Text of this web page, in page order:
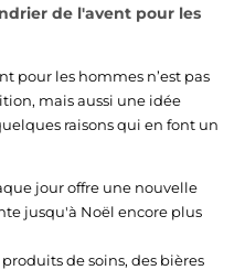
de l'avent pour les
pour les hommes n’est pas
mais aussi une idée
raisons qui en font un
jour offre une nouvelle
jusqu'à Noël encore plus
de soins, des bières